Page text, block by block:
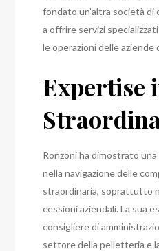
fondato un’altra società di
a offrire servizi
le operazioni delle aziende
Expertise
Ronzoni ha dimostrato
nella navigazione delle
straordinaria, soprattutto
cessioni aziendali. La sua
consigliere di
settore della pelletteria e